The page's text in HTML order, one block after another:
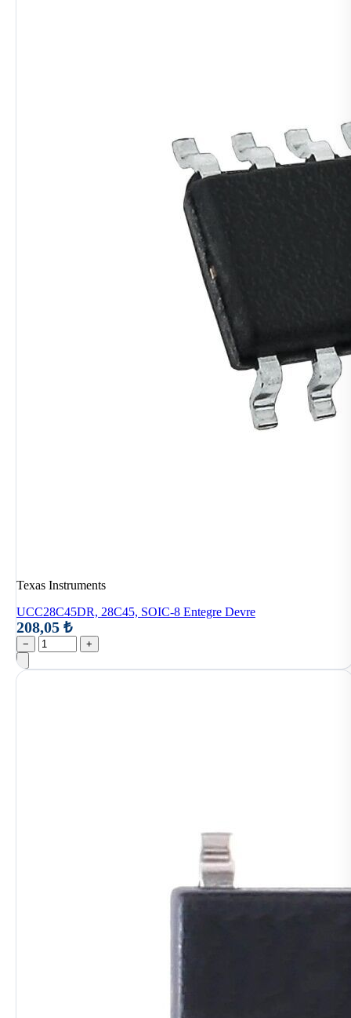
Texas Instruments
UCC28C45DR, 28C45, SOIC-8 Entegre Devre
208,05 ₺
− +